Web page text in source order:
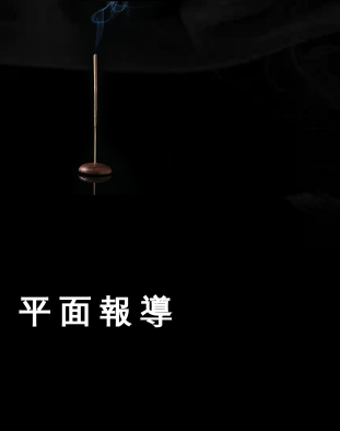
平 面 報 導